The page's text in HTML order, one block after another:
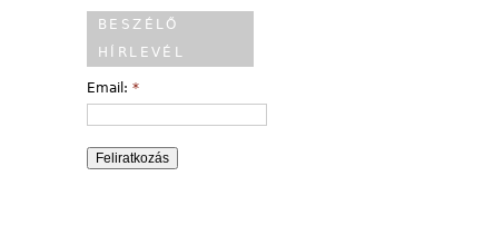
BESZÉLŐ
HÍRLEVÉL
Email: *